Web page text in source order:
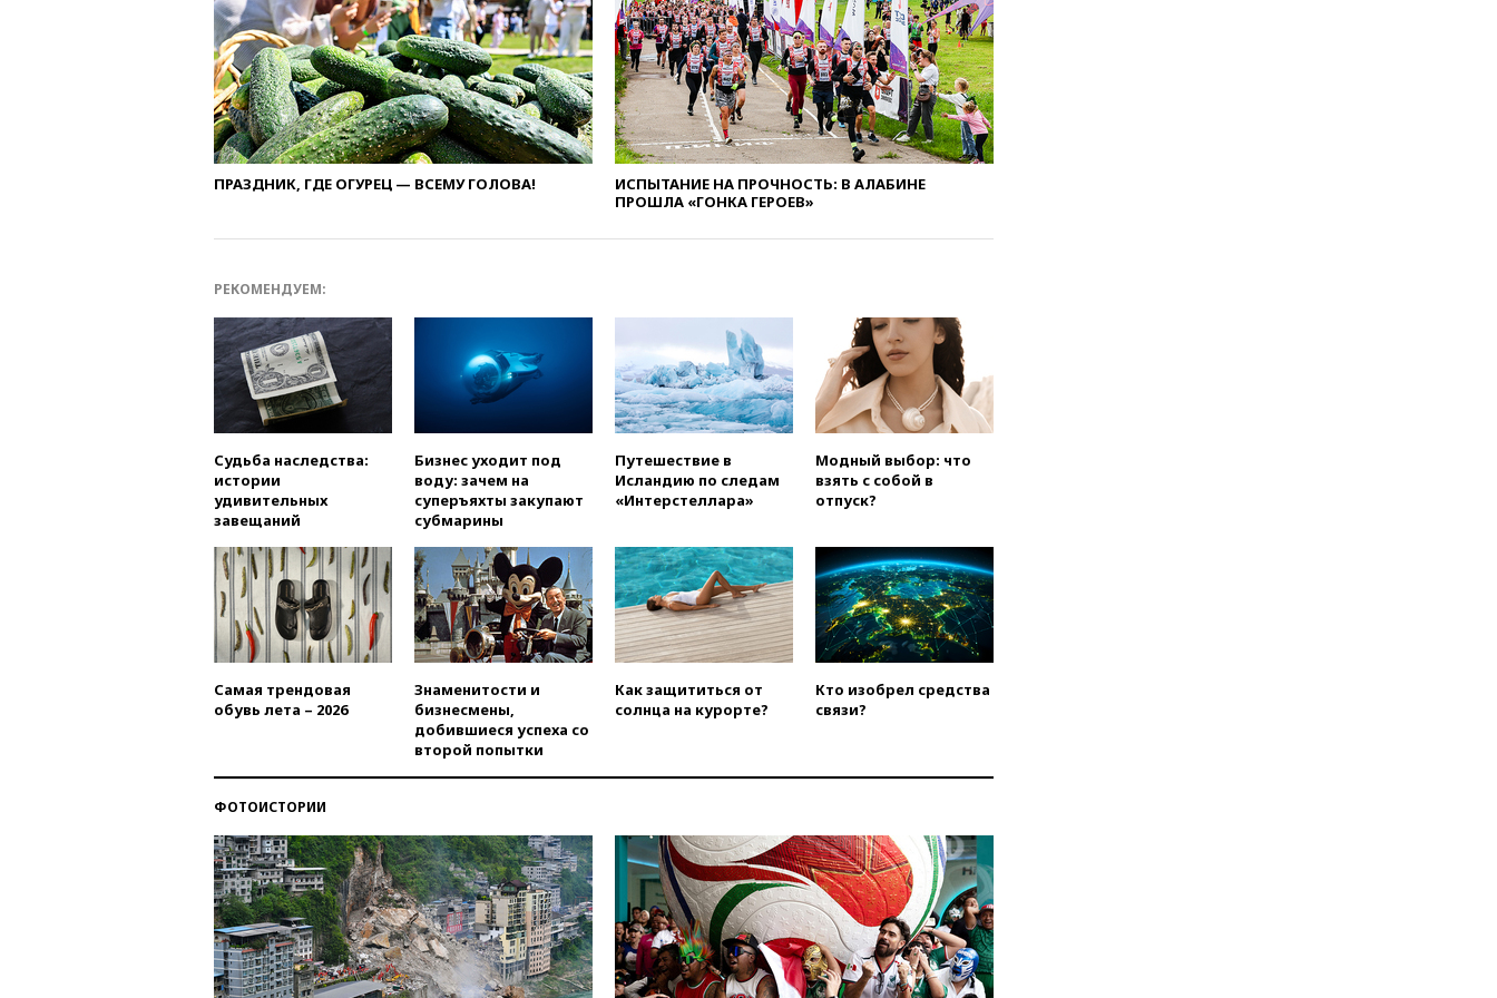
вчера, 22:59 На башню
ресторана «Армения» в
Москве вернут утраченную
скульптуру балерины
вчера, 22:45Литовец
протаранил погранпункт при
попытке попасть в Россию
вчера, 22:28Бессент
анонсировал скорое
огня США и Ирана
при нападении в Чехии
вчера, 22:00Путин поручил
выделить средства на новые
РЛС для Белгородской
области
отказал Украине в
использовании Starlink для
атак вглубь РФ
складе в Брянске возбудили
уголовное дело
вчера, 21:26Лидеры сборной
РФ по гимнастике получили
официальный отказ в визах от
вчера, 21:15 Пентагон
вчера, 21:00На границе
вчера, 20:53Швыдкой:
«Интервидение» точно
пройдет в 2026 году
вчера, 20:45 ПВО за день
сбила еще 75 украинских
беспилотников над Россией
ПРАЗДНИК, ГДЕ ОГУРЕЦ — ВСЕМУ ГОЛОВА!
ИСПЫТАНИЕ НА ПРОЧНОСТЬ: В АЛАБИНЕ
ПРОШЛА «ГОНКА ГЕРОЕВ»
РЕКОМЕНДУЕМ:
Судьба наследства:
истории
удивительных
завещаний
Бизнес уходит под
воду: зачем на
суперъяхты закупают
субмарины
Путешествие в
Исландию по следам
«Интерстеллара»
Модный выбор: что
взять с собой в
отпуск?
Самая трендовая
обувь лета – 2026
Знаменитости и
бизнесмены,
добившиеся успеха со
второй попытки
Как защититься от
солнца на курорте?
Кто изобрел средства
связи?
ФОТОИСТОРИИ